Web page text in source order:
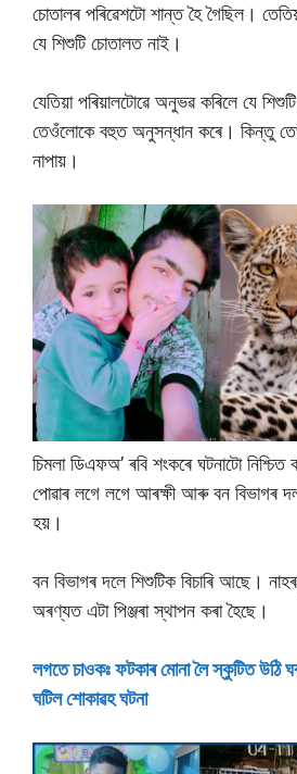
চোতালৰ পৰিৱেশটো শান্ত হৈ গৈছিল।
যে শিশুটি চোতালত নাই।
যেতিয়া পৰিয়ালটোৱে অনুভৱ কৰিলে যে
তেওঁলোকে বহুত অনুসন্ধান কৰে। কিন্তু
নাপায়।
চিমলা ডিএফঅ’ ৰবি শংকৰে ঘটনাটো
পোৱাৰ লগে লগে আৰক্ষী আৰু বন বিভাগৰ
হয়।
বন বিভাগৰ দলে শিশুটিক বিচাৰি আছে।
অৰণ্যত এটা পিঞ্জৰা স্থাপন কৰা হৈছে।
লগতে চাওকঃ ফটকাৰ মােনা লৈ স্কুটিত উঠি
ঘটিল শােকাৱহ ঘটনা